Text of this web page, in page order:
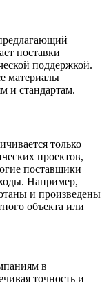
поставки
поддержкой.
материалы
и стандартам.
только
проектов,
поставщики
Например,
и произведены
объекта или
в
точность и